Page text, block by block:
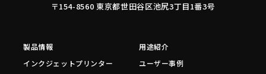
〒154-8560 東京都世田谷区池尻3丁目1番3号
製品情報
インクジェットプリンター
用途紹介
ユーザー事例